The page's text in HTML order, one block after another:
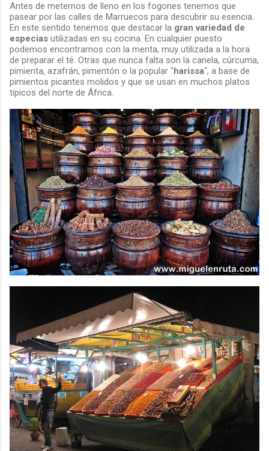
Antes de meternos de lleno en los fogones tenemos que
pasear por las calles de Marruecos para descubrir su esencia.
En este sentido tenemos que destacar la gran variedad de
especias utilizadas en su cocina. En cualquier puesto
podemos encontrarnos con la menta, muy utilizada a la hora
de preparar el té. Otras que nunca falta son la canela, cúrcuma,
pimienta, azafrán, pimentón o la popular " harissa", a base de
pimientos picantes molidos y que se usan en muchos platos
típicos del norte de África.